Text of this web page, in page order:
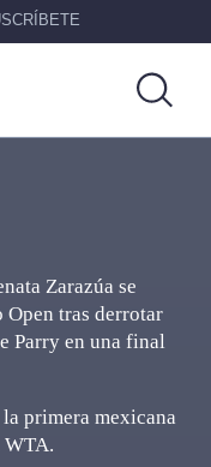
Zarazúa se
tras derrotar
Parry en una final
primera mexicana